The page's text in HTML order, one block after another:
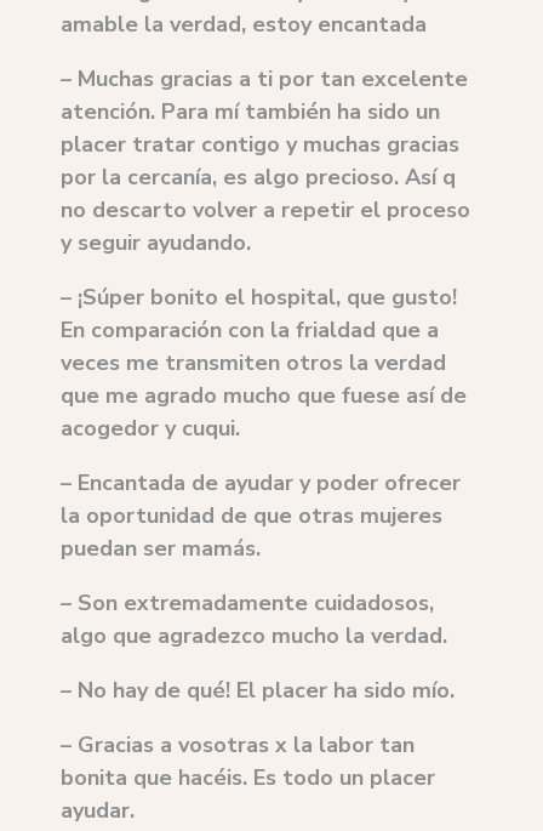
amable la verdad, estoy encantada
– Muchas gracias a ti por tan excelente
atención. Para mí también ha sido un
placer tratar contigo y muchas gracias
por la cercanía, es algo precioso. Así q
no descarto volver a repetir el proceso
y seguir ayudando.
– ¡Súper bonito el hospital, que gusto!
En comparación con la frialdad que a
veces me transmiten otros la verdad
que me agrado mucho que fuese así de
acogedor y cuqui.
– Encantada de ayudar y poder ofrecer
la oportunidad de que otras mujeres
puedan ser mamás.
– Son extremadamente cuidadosos,
algo que agradezco mucho la verdad.
– No hay de qué! El placer ha sido mío.
– Gracias a vosotras x la labor tan
bonita que hacéis. Es todo un placer
ayudar.